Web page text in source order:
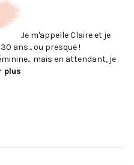
Je m'appelle Claire et je
ans... ou presque !
mais en attendant, je
plus